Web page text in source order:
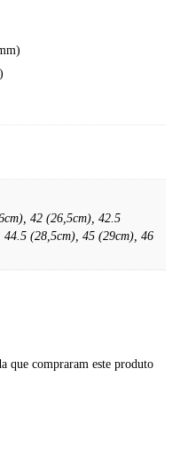
42 (26,5cm), 42.5
(28,5cm), 45 (29cm), 46
que compraram este produto